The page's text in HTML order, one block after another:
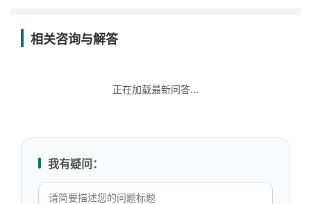
相关咨询与解答
正在加载最新问答...
我有疑问：